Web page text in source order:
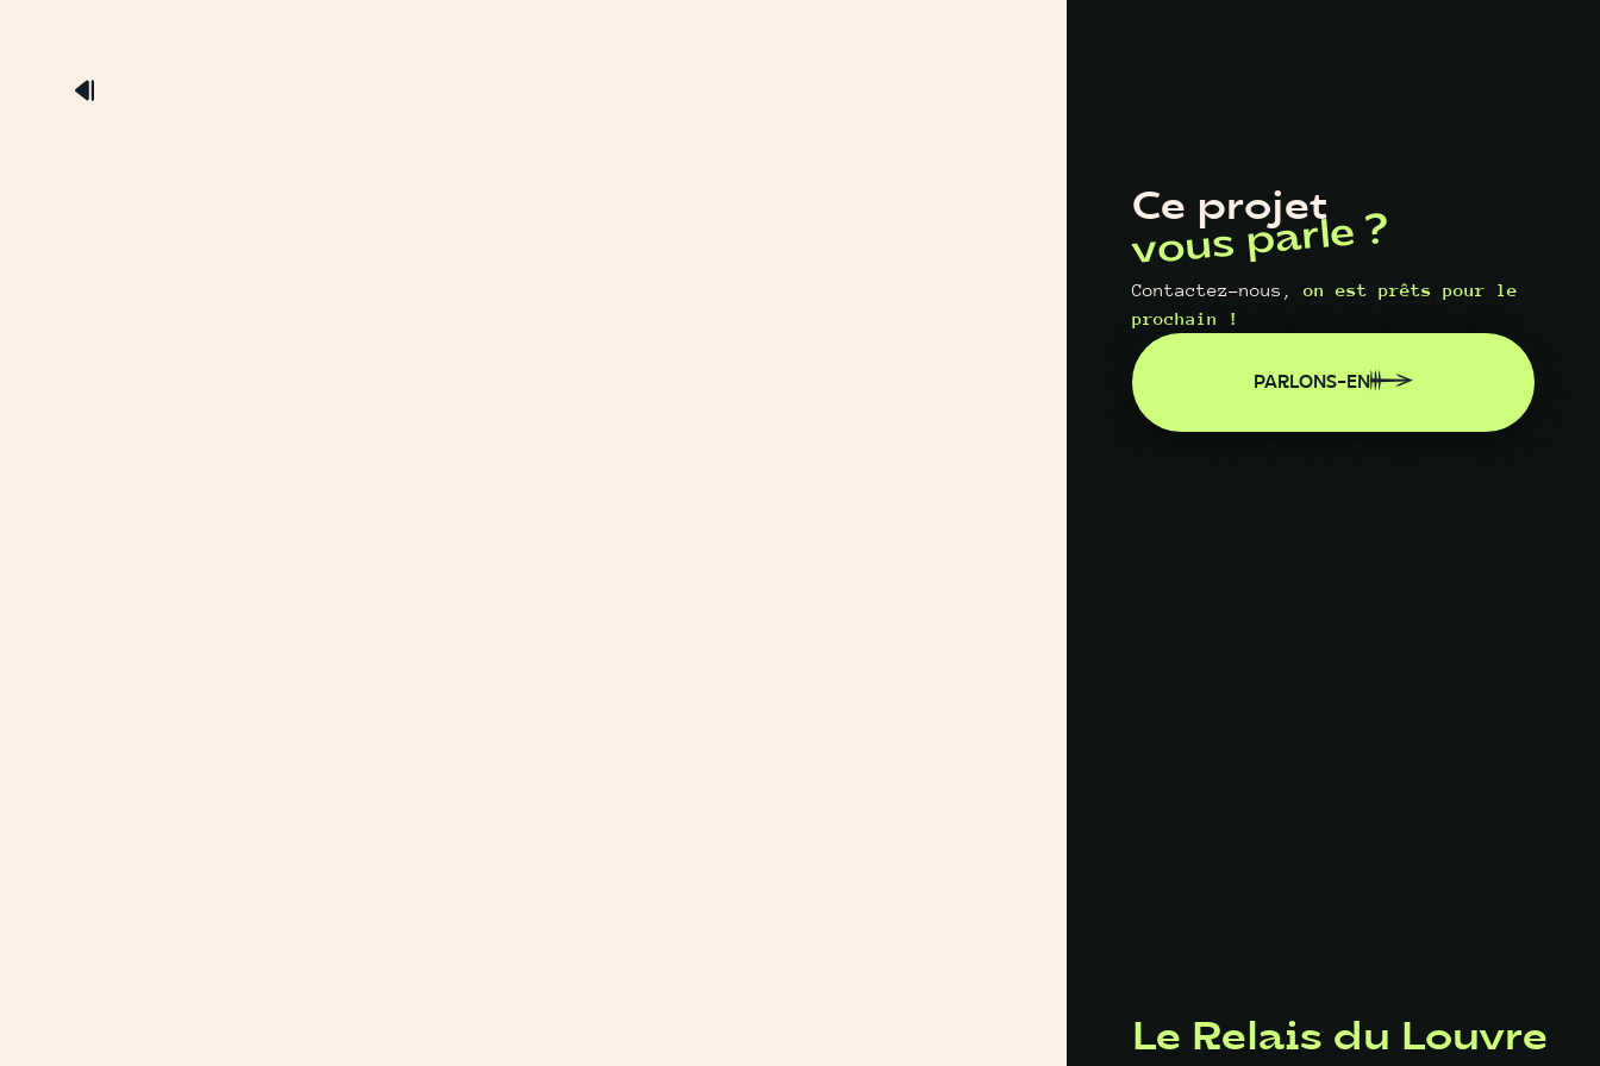
Le Relais du Louvre
Ce projet
vous parle ?
Contactez-nous,on est prêts pour le
prochain !
PARLONS-EN